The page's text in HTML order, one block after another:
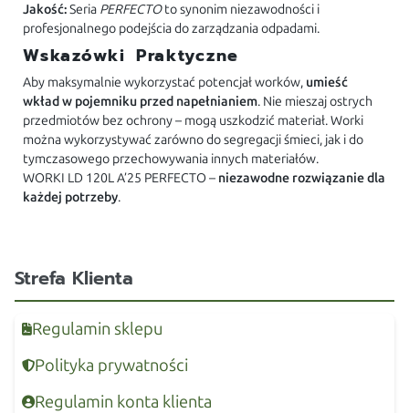
Jakość:Seria PERFECTOto synonim niezawodności i
profesjonalnego podejścia do zarządzania odpadami.
Wskazówki Praktyczne
Aby maksymalnie wykorzystać potencjał worków, umieść
wkład w pojemniku przed napełnianiem. Nie mieszaj ostrych
przedmiotów bez ochrony – mogą uszkodzić materiał. Worki
można wykorzystywać zarówno do segregacji śmieci, jak i do
tymczasowego przechowywania innych materiałów.
WORKI LD 120L A’25 PERFECTO – niezawodne rozwiązanie dla
każdej potrzeby.
Strefa Klienta
Regulamin sklepu
Polityka prywatności
Regulamin konta klienta